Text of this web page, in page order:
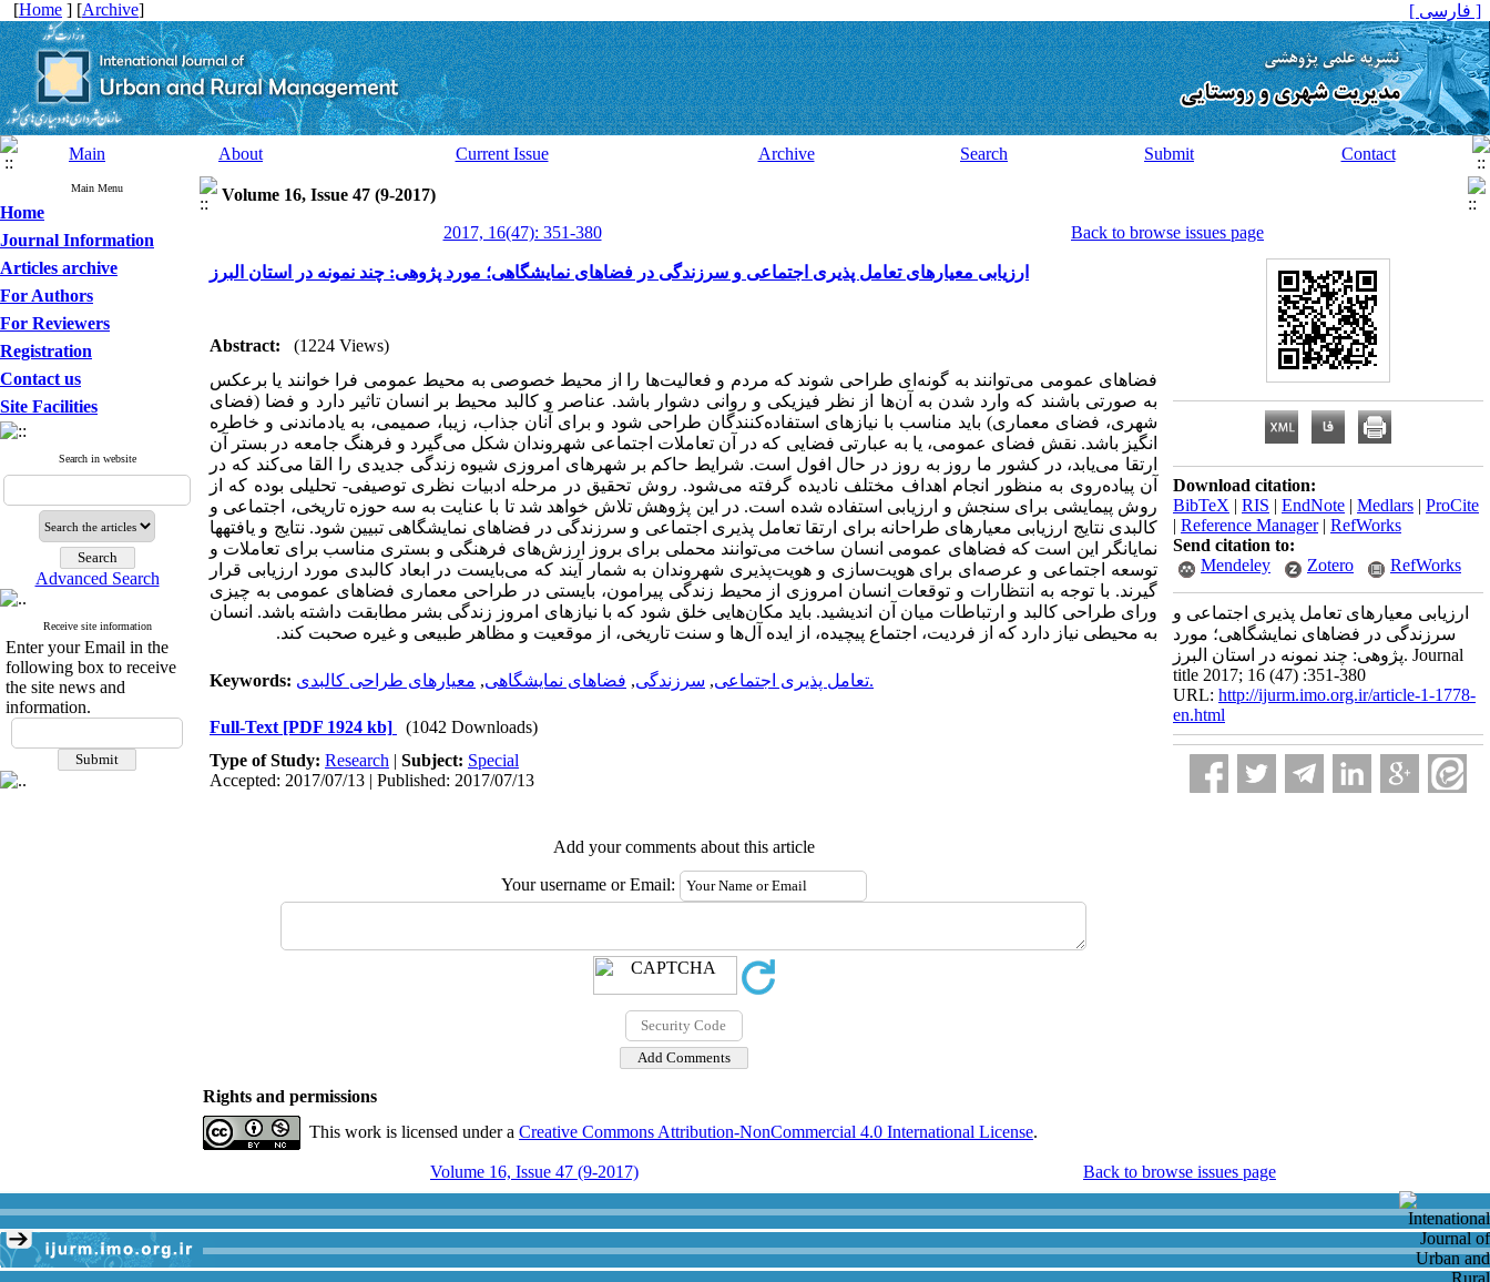
[Home ] [Archive] [ فارسی ]
Main About Current Issue Archive Search Submit Contact
Main Menu
Home
Journal Information
Articles archive
For Authors
For Reviewers
Registration
Contact us
Site Facilities
Search in website
Advanced Search
Receive site information
Enter your Email in the
following box to receive
the site news and
information.
Volume 16, Issue 47 (9-2017)
2017, 16(47): 351-380
Back to browse issues page
ارزیابی معیارهای تعامل پذیری اجتماعی و سرزندگی در فضاهای نمایشگاهی؛ مورد پژوهی: چند نمونه در استان البرز
Abstract:
(1224 Views)
فضاهای عمومی می‌توانند به گونه‌ای طراحی شوند که مردم و فعالیت‌ها را از محیط خصوصی به محیط عمومی فرا خوانند یا برعکس
به صورتی باشند که وارد شدن به آن‌ها از نظر فیزیکی و روانی دشوار باشد. عناصر و کالبد محیط بر انسان تاثیر دارد و فضا (فضای
شهری، فضای معماری) باید مناسب با نیازهای استفاده‌کنندگان طراحی شود و برای آنان جذاب، زیبا، صمیمی، به یادماندنی و خاطره
انگیز باشد. نقش فضای عمومی، یا به عبارتی فضایی که در آن تعاملات اجتماعی شهروندان شکل میگیرد و فرهنگ جامعه در بستر آن
ارتقا می‌یابد، در کشور ما روز به روز در حال افول است. شرایط حاکم بر شهرهای امروزی شیوه زندگی جدیدی را القا می‌کند که در
آن پیاده‌روی به منظور انجام اهداف مختلف نادیده گرفته می‌شود. روش تحقیق در مرحله ادبیات نظری توصیفی- تحلیلی بوده که از
روش پیمایشی برای سنجش و ارزیابی استفاده شده است. در این پژوهش تلاش خواهد شد تا با عنایت به سه حوزه تاریخی، اجتماعی و
کالبدی نتایج ارزیابی معیارهای طراحانه برای ارتقا تعامل پذیری اجتماعی و سرزندگی در فضاهای نمایشگاهی تبیین شود. نتایج و یافته­ها
نمایانگر این است که فضاهای عمومی انسان ساخت می‌توانند محملی برای بروز ارزش‌های فرهنگی و بستری مناسب برای تعاملات و
توسعه اجتماعی و عرصه‌ای برای هویت‌سازی و هویت‌پذیری شهروندان به شمار آیند که می‌بایست در ابعاد کالبدی مورد ارزیابی قرار
گیرند. با توجه به انتظارات و توقعات انسان امروزی از محیط زندگی پیرامون، بایستی در طراحی معماری فضاهای عمومی به چیزی
ورای طراحی کالبد و ارتباطات میان آن اندیشید. باید مکان‌هایی خلق شود که با نیازهای امروز زندگی بشر مطابقت داشته باشد. انسان
به محیطی نیاز دارد که از فردیت، اجتماع پیچیده، از ایده آل‌ها و سنت تاریخی، از موقعیت و مظاهر طبیعی و غیره صحبت کند.
Keywords: تعامل پذیری اجتماعی, سرزندگی, فضاهای نمایشگاهی, معیارهای طراحی کالبدی.
Full-Text [PDF 1924 kb]
(1042 Downloads)
Type of Study: Research | Subject: Special
Accepted: 2017/07/13 | Published: 2017/07/13
Add your comments about this article
Your username or Email:
Download citation:
BibTeX | RIS | EndNote | Medlars | ProCite
| Reference Manager| RefWorks
Send citation to:
Mendeley
Zotero RefWorks
ارزیابی معیارهای تعامل پذیری اجتماعی و
سرزندگی در فضاهای نمایشگاهی؛ مورد
پژوهی: چند نمونه در استان البرز. Journal
title 2017; 16 (47) :351-380
URL: http://ijurm.imo.org.ir/article-1-1778-
en.html
Rights and permissions
This work is licensed under a Creative Commons Attribution-NonCommercial 4.0 International License.
Volume 16, Issue 47 (9-2017) Back to browse issues page